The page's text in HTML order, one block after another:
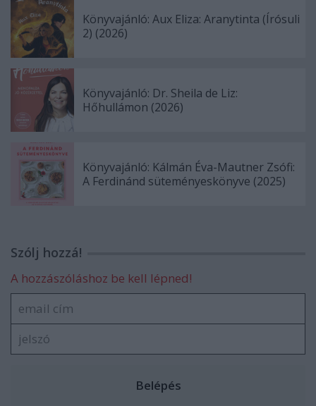
Könyvajánló: Aux Eliza: Aranytinta (Írósuli
2) (2026)
Könyvajánló: Dr. Sheila de Liz:
Hőhullámon (2026)
Könyvajánló: Kálmán Éva-Mautner Zsófi:
A Ferdinánd süteményeskönyve (2025)
Szólj hozzá!
A hozzászóláshoz be kell lépned!